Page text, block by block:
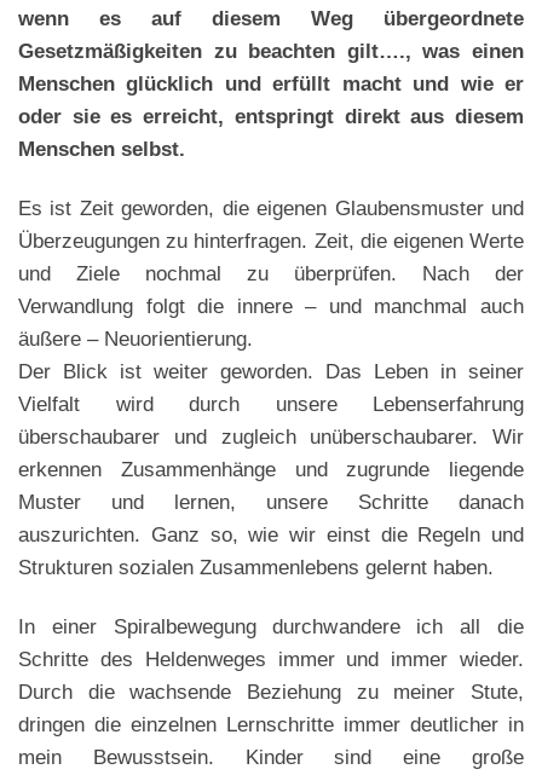
wenn es auf diesem Weg übergeordnete
Gesetzmäßigkeiten zu beachten gilt…., was einen
Menschen glücklich und erfüllt macht und wie er
oder sie es erreicht, entspringt direkt aus diesem
Menschen selbst.
Es ist Zeit geworden, die eigenen Glaubensmuster und
Überzeugungen zu hinterfragen. Zeit, die eigenen Werte
und Ziele nochmal zu überprüfen. Nach der
Verwandlung folgt die innere – und manchmal auch
äußere – Neuorientierung.
Der Blick ist weiter geworden. Das Leben in seiner
Vielfalt wird durch unsere Lebenserfahrung
überschaubarer und zugleich unüberschaubarer. Wir
erkennen Zusammenhänge und zugrunde liegende
Muster und lernen, unsere Schritte danach
auszurichten. Ganz so, wie wir einst die Regeln und
Strukturen sozialen Zusammenlebens gelernt haben.
In einer Spiralbewegung durchwandere ich all die
Schritte des Heldenweges immer und immer wieder.
Durch die wachsende Beziehung zu meiner Stute,
dringen die einzelnen Lernschritte immer deutlicher in
mein Bewusstsein. Kinder sind eine große